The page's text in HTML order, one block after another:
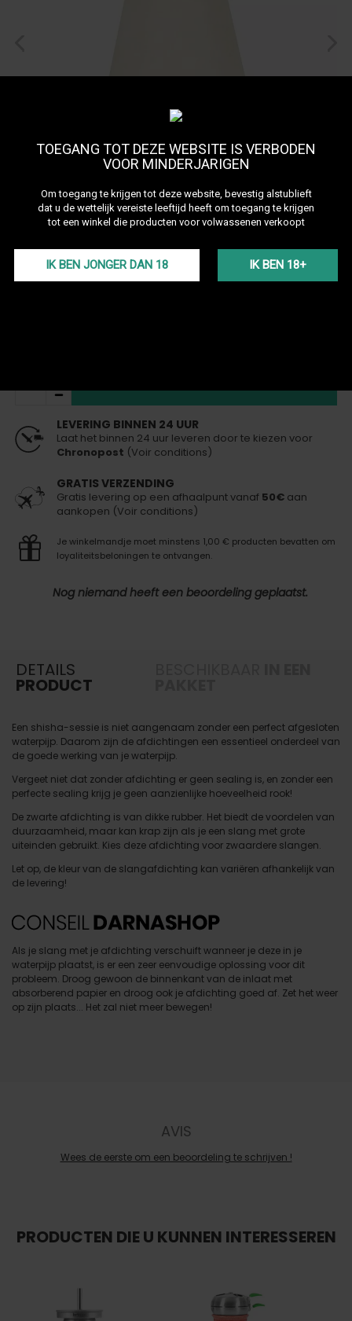
TOEGANG TOT DEZE WEBSITE IS VERBODEN
VOOR MINDERJARIGEN
Om toegang te krijgen tot deze website, bevestig alstublieft
dat u de wettelijk vereiste leeftijd heeft om toegang te krijgen
tot een winkel die producten voor volwassenen verkoopt
IK BEN JONGER DAN 18 IK BEN 18+
Thick hookah hose seal
Dikke rubberen slangdichting voor waterpijp / shisha
LEVERING BINNEN 24 UUR
Laat het binnen 24 uur leveren door te kiezen voor
Chronopost (Voir conditions)
GRATIS VERZENDING
Gratis levering op een afhaalpunt vanaf 50€ aan
aankopen (Voir conditions)
Je winkelmandje moet minstens 1,00 € producten bevatten om
loyaliteitsbeloningen te ontvangen.
Nog niemand heeft een beoordeling geplaatst.
DETAILS
PRODUCT
Een shisha-sessie is niet aangenaam zonder een perfect afgesloten
waterpijp. Daarom zijn de afdichtingen een essentieel onderdeel van
de goede werking van je waterpijp.
Vergeet niet dat zonder afdichting er geen sealing is, en zonder een
perfecte sealing krijg je geen aanzienlijke hoeveelheid rook!
De zwarte afdichting is van dikke rubber. Het biedt de voordelen van
duurzaamheid, maar kan krap zijn als je een slang met grote
uiteinden gebruikt. Kies deze afdichting voor zwaardere slangen.
Let op, de kleur van de slangafdichting kan variëren afhankelijk van
de levering!
Als je slang met je afdichting verschuift wanneer je deze in je
waterpijp plaatst, is er een zeer eenvoudige oplossing voor dit
probleem. Droog gewoon de binnenkant van de inlaat met
absorberend papier en droog ook je afdichting goed af. Zet het weer
op zijn plaats... Het zal niet meer bewegen!
AVIS
Wees de eerste om een beoordeling te schrijven !
PRODUCTEN DIE U KUNNEN INTERESSEREN